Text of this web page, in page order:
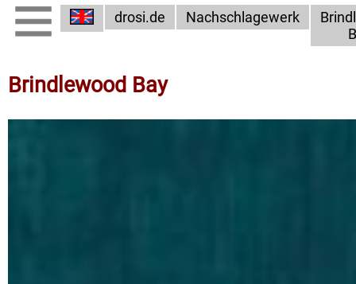
drosi.de Nachschlagewerk
Brindlewood Bay